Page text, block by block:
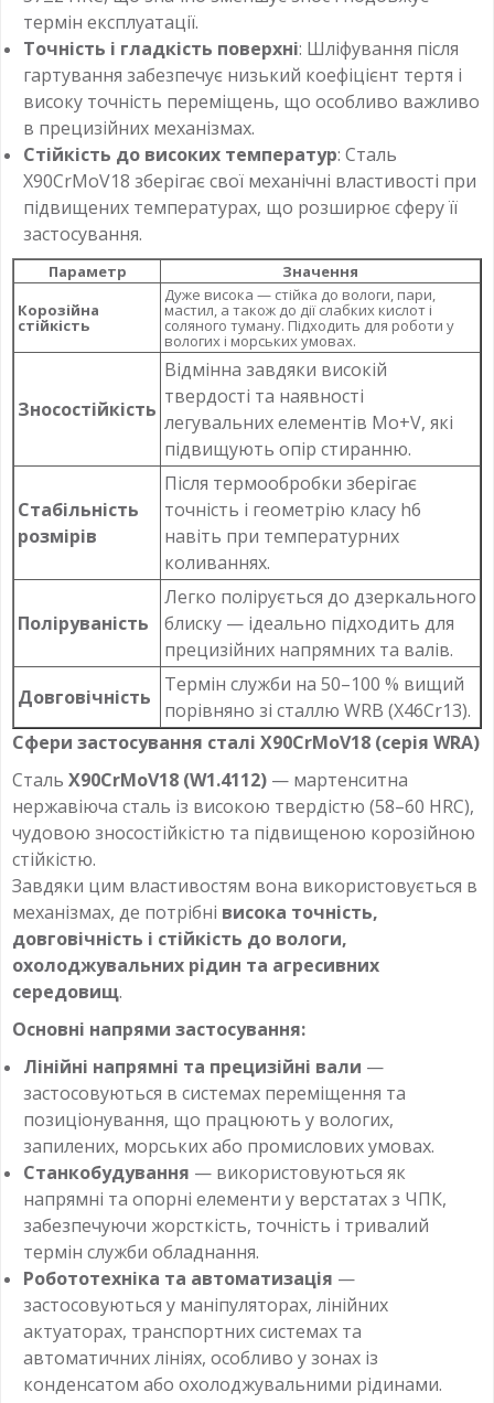
термін експлуатації.
Точність і гладкість поверхні: Шліфування після
гартування забезпечує низький коефіцієнт тертя і
високу точність переміщень, що особливо важливо
в прецизійних механізмах.
Стійкість до високих температур: Сталь
X90CrMoV18 зберігає свої механічні властивості при
підвищених температурах, що розширює сферу її
застосування.
Параметр
Значення
Корозійна
стійкість
Дуже висока — стійка до вологи, пари,
мастил, а також до дії слабких кислот і
соляного туману. Підходить для роботи у
вологих і морських умовах.
Зносостійкість
Відмінна завдяки високій
твердості та наявності
легувальних елементів Mo+V, які
підвищують опір стиранню.
Стабільність
розмірів
Після термообробки зберігає
точність і геометрію класу h6
навіть при температурних
коливаннях.
Поліруваність
Легко полірується до дзеркального
блиску — ідеально підходить для
прецизійних напрямних та валів.
Довговічність
Термін служби на 50–100 % вищий
порівняно зі сталлю WRB (X46Cr13).
Сфери застосування сталі X90CrMoV18 (серія WRA)
Сталь X90CrMoV18 (W1.4112) — мартенситна
нержавіюча сталь із високою твердістю (58–60 HRC),
чудовою зносостійкістю та підвищеною корозійною
стійкістю.
Завдяки цим властивостям вона використовується в
механізмах, де потрібні висока точність,
довговічність і стійкість до вологи,
охолоджувальних рідин та агресивних
середовищ.
Основні напрями застосування:
Лінійні напрямні та прецизійні вали —
застосовуються в системах переміщення та
позиціонування, що працюють у вологих,
запилених, морських або промислових умовах.
Станкобудування — використовуються як
напрямні та опорні елементи у верстатах з ЧПК,
забезпечуючи жорсткість, точність і тривалий
термін служби обладнання.
Робототехніка та автоматизація —
застосовуються у маніпуляторах, лінійних
актуаторах, транспортних системах та
автоматичних лініях, особливо у зонах із
конденсатом або охолоджувальними рідинами.